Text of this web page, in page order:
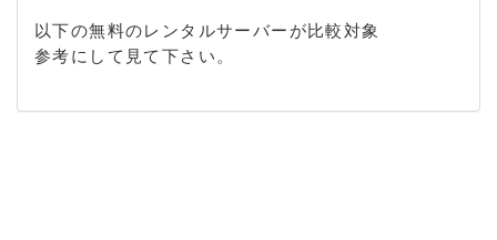
以下の無料のレンタルサーバーが比較対象
参考にして見て下さい。